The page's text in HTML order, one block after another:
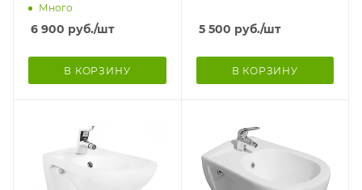
Много
6 900 руб./шт
В КОРЗИНУ
5 500 руб./шт
В КОРЗИНУ